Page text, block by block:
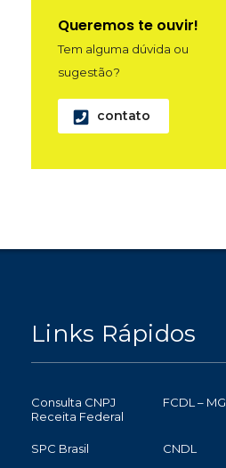
Queremos te ouvir!
Tem alguma dúvida ou
sugestão?
contato
Links Rápidos
Consulta CNPJ
Receita Federal
FCDL – MG
SPC Brasil CNDL